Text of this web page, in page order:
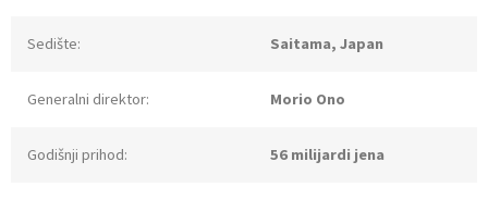
Sedište: Saitama, Japan
Generalni direktor: Morio Ono
Godišnji prihod: 56 milijardi jena